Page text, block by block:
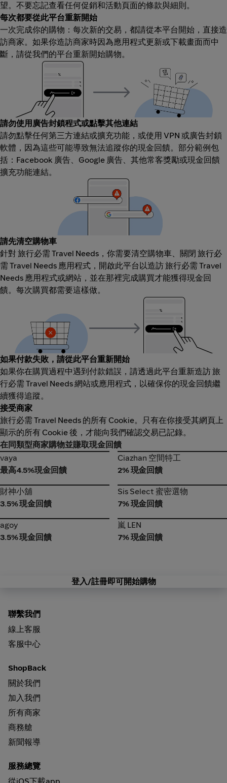
望。不要忘記查看任何促銷和活動頁面的條款與細則。
每次都要從此平台重新開始
一次完成你的購物：每次新的交易，都請從本平台開始，直接造
訪商家。如果你造訪商家時因為應用程式更新或下載畫面而中
斷，請從我們的平台重新開始購物。
請勿使用廣告封鎖程式或點擊其他連結
請勿點擊任何第三方連結或擴充功能，或使用 VPN 或廣告封鎖
軟體，因為這些可能導致無法追蹤你的現金回饋。部分範例包
括：Facebook 廣告、Google 廣告、其他常客獎勵或現金回饋
擴充功能連結。
請先清空購物車
針對 旅行必需 Travel Needs，你需要清空購物車、關閉 旅行必
需 Travel Needs 應用程式，開啟此平台以造訪 旅行必需 Travel
Needs 應用程式或網站，並在那裡完成購買才能獲得現金回
饋。每次購買都需要這樣做。
如果付款失敗，請從此平台重新開始
如果你在購買過程中遇到付款錯誤，請透過此平台重新造訪 旅
行必需 Travel Needs 網站或應用程式，以確保你的現金回饋繼
續獲得追蹤。
接受商家
旅行必需 Travel Needs 的所有 Cookie。只有在你接受其網頁上
顯示的所有 Cookie 後，才能向我們確認交易已記錄。
在同類型商家購物並賺取現金回饋
vaya
vaya
最高4.5%現金回饋
Ciazhan 空間特工
Ciazhan 空間特工
2% 現金回饋
財神小舖
財神小舖
3.5% 現金回饋
Sis Select 蜜密選物
Sis Select 蜜密選物
7% 現金回饋
agoy
agoy
3.5% 現金回饋
嵐 LEN
嵐 LEN
7% 現金回饋
登入/註冊即可開始購物
聯繫我們
線上客服
客服中心
ShopBack
關於我們
加入我們
所有商家
商務艙
新聞報導
服務總覽